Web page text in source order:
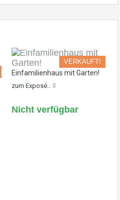
VERKAUFT!
Einfamilienhaus mit Garten!
zum Exposé..
Nicht verfügbar